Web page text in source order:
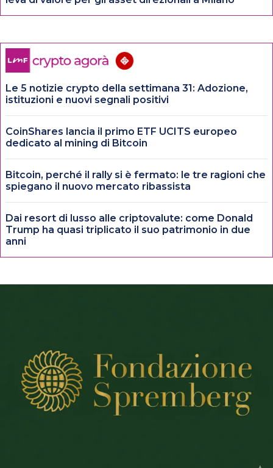
Le 5 notizie crypto della settimana 31: Adozione,
istituzioni e nuovi segnali positivi
CoinShares lancia il primo ETF UCITS europeo
dedicato al mining di Bitcoin
Bitcoin, perché il rally si è fermato: le tre ragioni che
spiegano il nuovo mercato ribassista
Dai resort di lusso alle criptovalute: come Donald
Trump ha quasi triplicato il suo patrimonio in due
anni